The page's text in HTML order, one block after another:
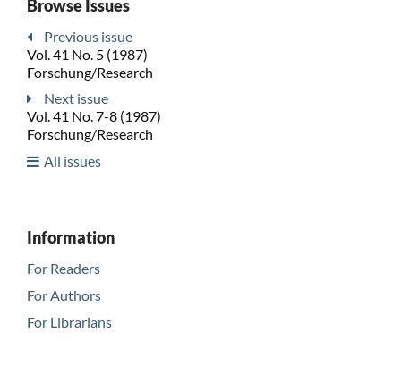
Browse Issues
Previous issue
Vol. 41 No. 5 (1987)
Forschung/Research
Next issue
Vol. 41 No. 7-8 (1987)
Forschung/Research
All issues
Information
For Readers
For Authors
For Librarians